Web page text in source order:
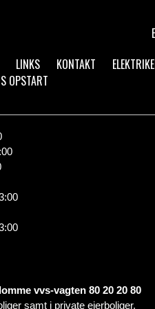
LINKS KONTAKT
OPSTART
vvs-vagten 80 20 20 80
samt i private ejerboliger.